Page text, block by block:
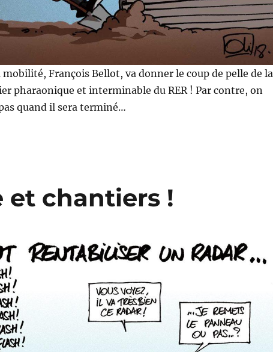
François Bellot, va donner le coup de pelle de la
pharaonique et interminable du RER ! Par contre, on
quand il sera terminé…
et chantiers !